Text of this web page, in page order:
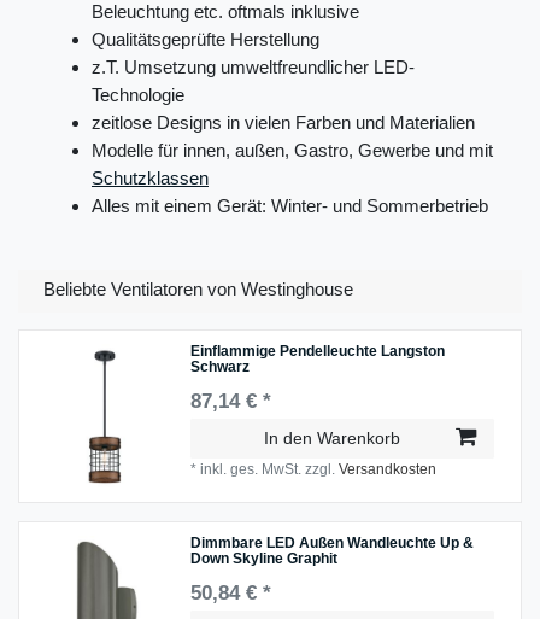
Beleuchtung etc. oftmals inklusive
Qualitätsgeprüfte Herstellung
z.T. Umsetzung umweltfreundlicher LED-
Technologie
zeitlose Designs in vielen Farben und Materialien
Modelle für innen, außen, Gastro, Gewerbe und mit
Schutzklassen
Alles mit einem Gerät: Winter- und Sommerbetrieb
Beliebte Ventilatoren von Westinghouse
Einflammige Pendelleuchte Langston
Schwarz
87,14 € *
In den Warenkorb
*inkl. ges. MwSt. zzgl.Versandkosten
Dimmbare LED Außen Wandleuchte Up &
Down Skyline Graphit
50,84 € *